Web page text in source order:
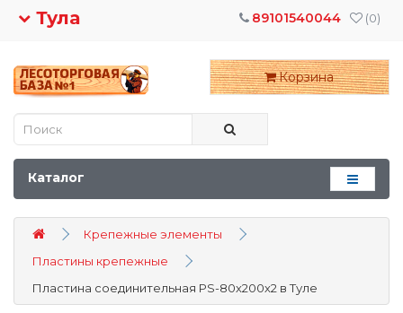
Тула (0)
89101540044
Корзина
Каталог
Крепежные элементы
Пластины крепежные
Пластина соединительная PS-80х200х2 в Туле